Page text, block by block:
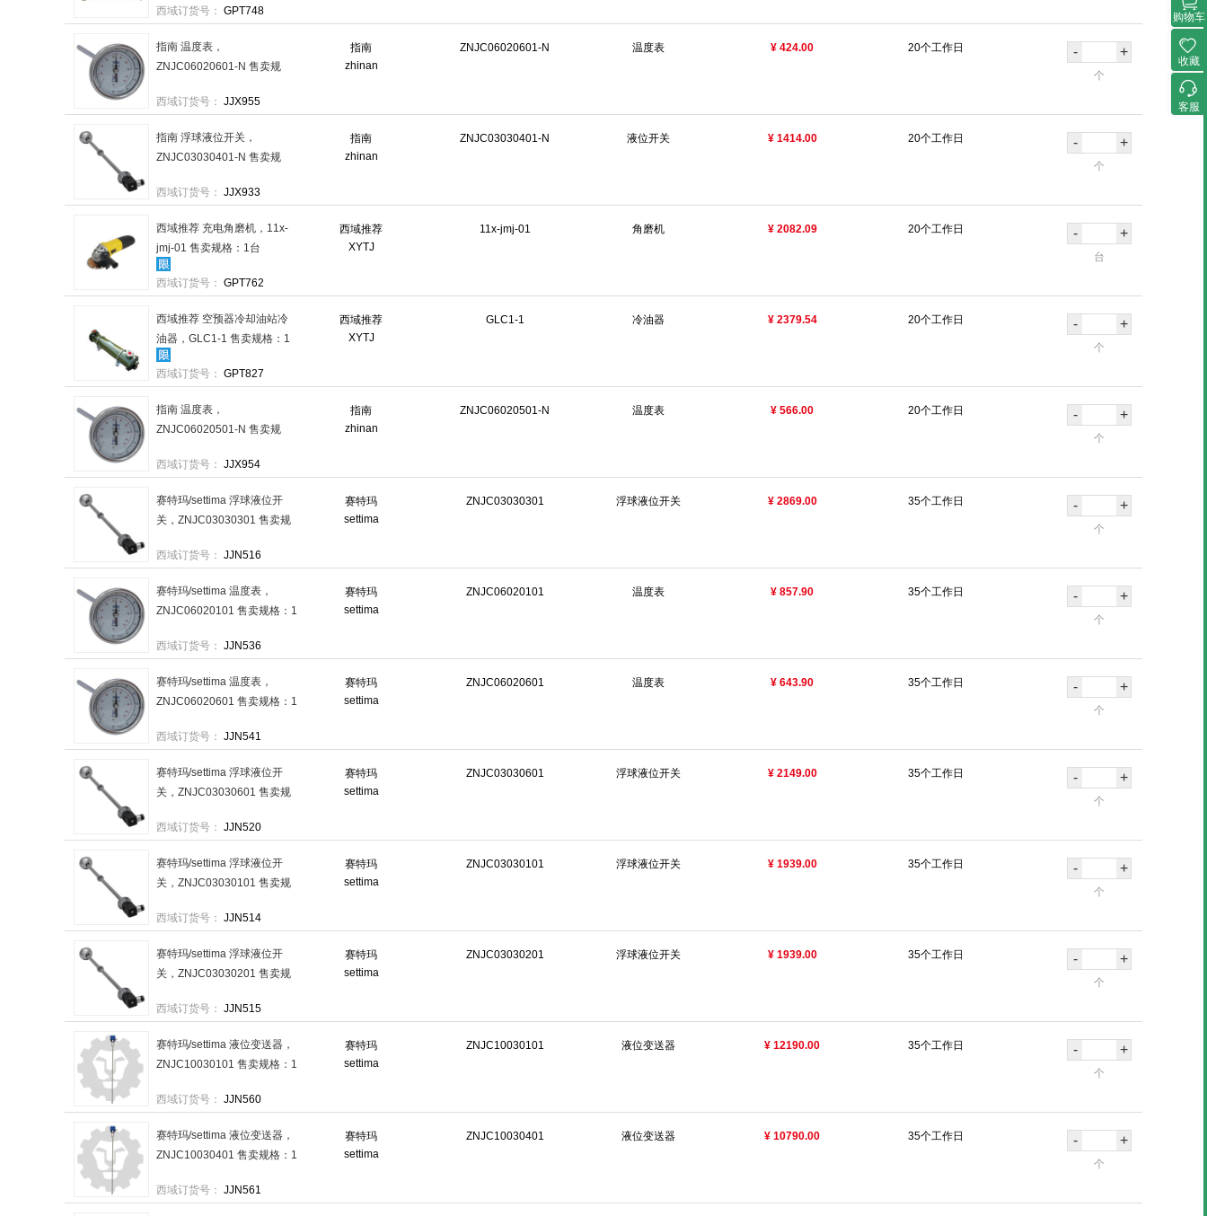
西域订货号： GPT748
指南
zhinan
ZNJC06020601-N 温度表 ¥ 424.00 20个工作日
指南 温度表，
ZNJC06020601-N 售卖规
西域订货号： JJX955
- +
个
指南
zhinan
ZNJC03030401-N 液位开关 ¥ 1414.00 20个工作日
指南 浮球液位开关，
ZNJC03030401-N 售卖规
西域订货号： JJX933
- +
个
西域推荐
XYTJ
11x-jmj-01 角磨机 ¥ 2082.09 20个工作日
西域推荐 充电角磨机，11x-
jmj-01 售卖规格：1台
西域订货号： GPT762
- +
台
西域推荐
XYTJ
GLC1-1 冷油器 ¥ 2379.54 20个工作日
西域推荐 空预器冷却油站冷
油器，GLC1-1 售卖规格：1
个
西域订货号： GPT827
- +
个
指南
zhinan
ZNJC06020501-N 温度表 ¥ 566.00 20个工作日
指南 温度表，
ZNJC06020501-N 售卖规
西域订货号： JJX954
- +
个
赛特玛
settima
ZNJC03030301 浮球液位开关 ¥ 2869.00 35个工作日
赛特玛/settima 浮球液位开
关，ZNJC03030301 售卖规
西域订货号： JJN516
- +
个
赛特玛
settima
ZNJC06020101 温度表 ¥ 857.90 35个工作日
赛特玛/settima 温度表，
ZNJC06020101 售卖规格：1
西域订货号： JJN536
- +
个
赛特玛
settima
ZNJC06020601 温度表 ¥ 643.90 35个工作日
赛特玛/settima 温度表，
ZNJC06020601 售卖规格：1
西域订货号： JJN541
- +
个
赛特玛
settima
ZNJC03030601 浮球液位开关 ¥ 2149.00 35个工作日
赛特玛/settima 浮球液位开
关，ZNJC03030601 售卖规
西域订货号： JJN520
- +
个
赛特玛
settima
ZNJC03030101 浮球液位开关 ¥ 1939.00 35个工作日
赛特玛/settima 浮球液位开
关，ZNJC03030101 售卖规
西域订货号： JJN514
- +
个
赛特玛
settima
ZNJC03030201 浮球液位开关 ¥ 1939.00 35个工作日
赛特玛/settima 浮球液位开
关，ZNJC03030201 售卖规
西域订货号： JJN515
- +
个
赛特玛
settima
ZNJC10030101 液位变送器 ¥ 12190.00 35个工作日
赛特玛/settima 液位变送器，
ZNJC10030101 售卖规格：1
西域订货号： JJN560
- +
个
赛特玛
settima
ZNJC10030401 液位变送器 ¥ 10790.00 35个工作日
赛特玛/settima 液位变送器，
ZNJC10030401 售卖规格：1
西域订货号： JJN561
- +
个
购物车
收藏
客服